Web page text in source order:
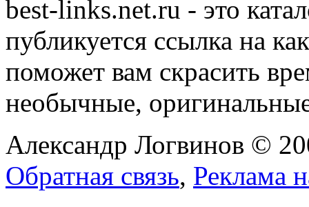
best-links.net.ru - это
публикуется ссылка на
поможет вам скрасить
необычные,
Александр Логвинов ©
Обратная связь, Реклама